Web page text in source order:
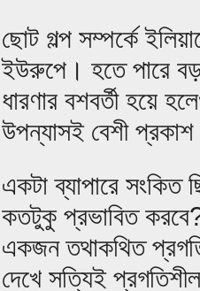
ছোট গল্প সম্পর্কে
ইউরুপে। হতে পারে বড়
ধারণার বশবর্তী হয়ে
উপন্যাসই বেশী
একটা ব্যাপারে সংকিত
কতটুকু প্রভাবিত
একজন তথাকথিত
দেখে সত্যিই